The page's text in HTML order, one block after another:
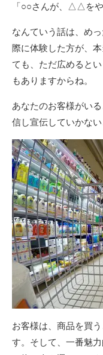
「○○さんが、△△をや
なんていう話は、め
際に体験した方が、
ても、ただ広めると
もありますからね。
あなたのお客様がい
信し宣伝していかな
お客様は、商品を買
す。そして、一番魅